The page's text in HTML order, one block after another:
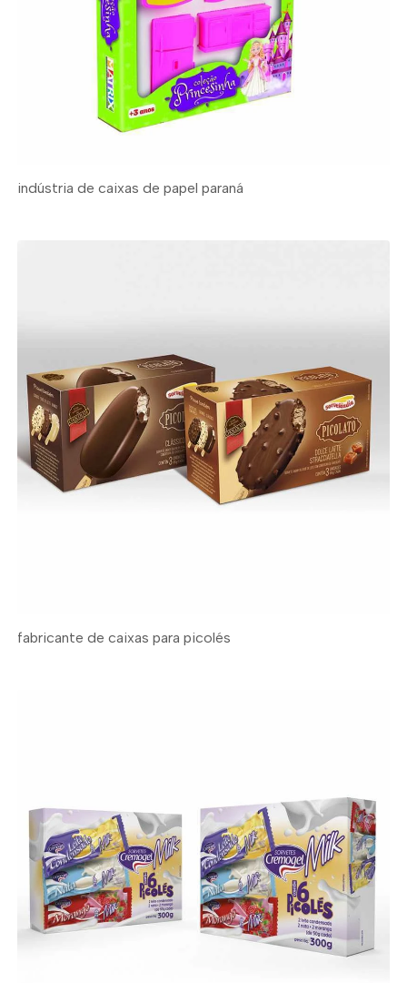
indústria de caixas de papel paraná
fabricante de caixas para picolés